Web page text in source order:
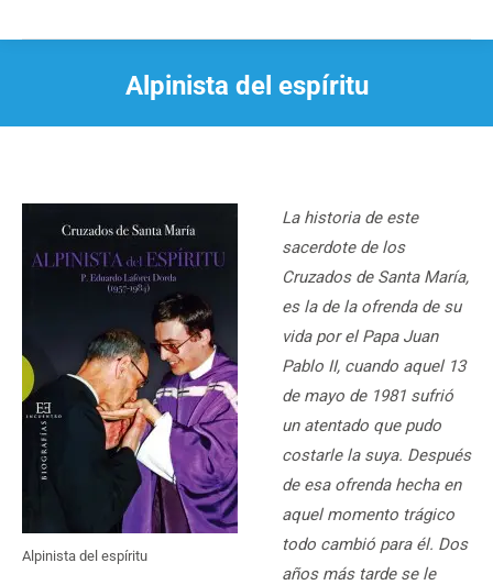
Alpinista del espíritu
Alpinista del espíritu
La historia de este
sacerdote de los
Cruzados de Santa María,
es la de la ofrenda de su
vida por el Papa Juan
Pablo II, cuando aquel 13
de mayo de 1981 sufrió
un atentado que pudo
costarle la suya. Después
de esa ofrenda hecha en
aquel momento trágico
todo cambió para él. Dos
años más tarde se le